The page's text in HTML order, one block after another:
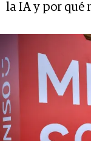
la IA y por qué